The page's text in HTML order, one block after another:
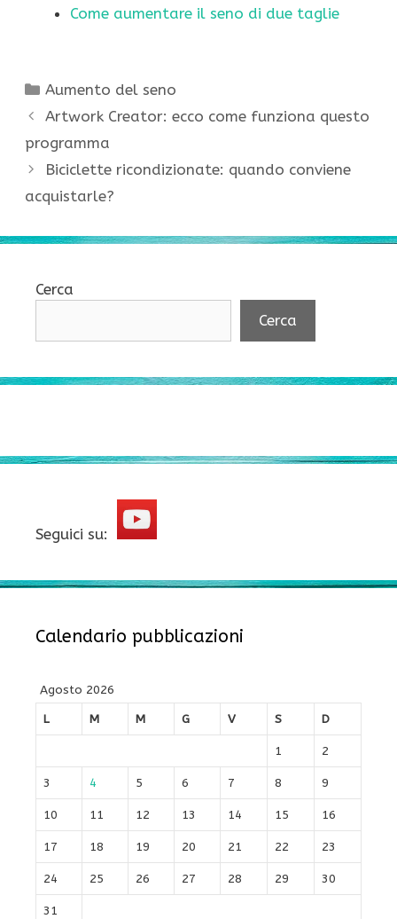
Come aumentare il seno di due taglie
Categorie
Aumento del seno
Artwork Creator: ecco come funziona questo
programma
Biciclette ricondizionate: quando conviene
acquistarle?
Cerca
Cerca
Seguici su:
Calendario pubblicazioni
Agosto 2026
L
M M G V S D
1 2
3 4 5 6 7 8 9
10 11 12 13 14 15 16
17 18 19 20 21 22 23
24 25 26 27 28 29 30
31